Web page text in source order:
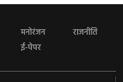
मनोरंजन
राजनीति
ई-पेपर